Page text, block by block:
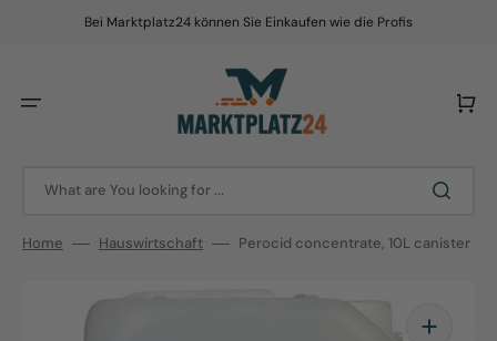
Bei Marktplatz24 können Sie Einkaufen wie die Profis
What are You looking for ...
Cart
Home Hauswirtschaft Perocid concentrate, 10L canister